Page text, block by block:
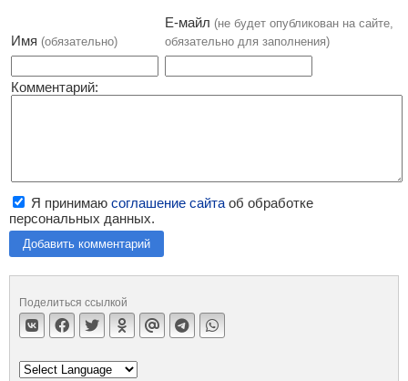
Имя (обязательно)
Е-майл (не будет опубликован на сайте,
обязательно для заполнения)
Комментарий:
Я принимаю соглашение сайта об обработке
персональных данных.
Добавить комментарий
Поделиться ссылкой